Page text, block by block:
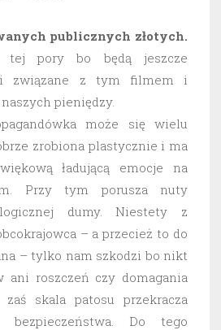
publicznych złotych.
tej pory bo będą jeszcze
związane z tym filmem i
pieniędzy.
może się wielu
zrobiona plastycznie i ma
ładującą emocje na
Przy tym porusza nuty
dumy. Niestety z
– a przecież to do
– tylko nam szkodzi bo nikt
roszczeń czy domagania
zaś skala patosu przekracza
bezpieczeństwa. Do tego